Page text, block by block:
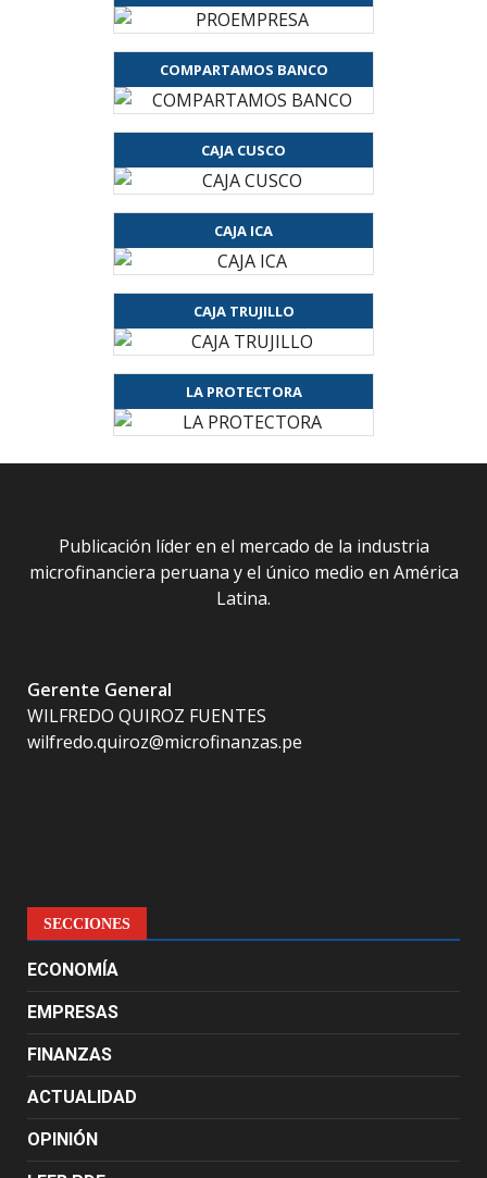
COMPARTAMOS BANCO
CAJA CUSCO
CAJA ICA
CAJA TRUJILLO
LA PROTECTORA
Publicación líder en el mercado de la industria
microfinanciera peruana y el único medio en América
Latina.
Gerente General
WILFREDO QUIROZ FUENTES
wilfredo.quiroz@microfinanzas.pe
SECCIONES
ECONOMÍA
EMPRESAS
FINANZAS
ACTUALIDAD
OPINIÓN